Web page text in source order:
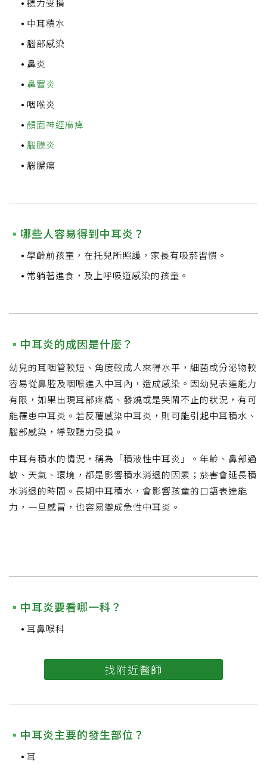
聽力受損
中耳積水
腦部感染
鼻炎
鼻竇炎
咽喉炎
顏面神經麻痺
腦膜炎
腦膿瘍
哪些人容易得到中耳炎？
學齡前孩童，在托兒所照護，家長有吸菸習慣。
常躺著進食，及上呼吸道感染的孩童。
中耳炎的成因是什麼？
幼兒的耳咽管較短、角度較成人來得水平，細菌或分泌物較
容易從鼻腔及咽喉進入中耳內，造成感染。因幼兒表達能力
有限，如果出現耳部疼痛、發燒或是哭鬧不止的狀況，有可
能罹患中耳炎。若反覆感染中耳炎，則可能引起中耳積水、
腦部感染，導致聽力受損。
中耳有積水的情況，稱為「積液性中耳炎」。年齡、鼻部過
敏、天氣、環境，都是影響積水消退的因素；菸害會延長積
水消退的時間。長期中耳積水，會影響孩童的口語表達能
力，一旦感冒，也容易變成急性中耳炎。
中耳炎要看哪一科？
耳鼻喉科
找附近醫師
中耳炎主要的發生部位？
耳